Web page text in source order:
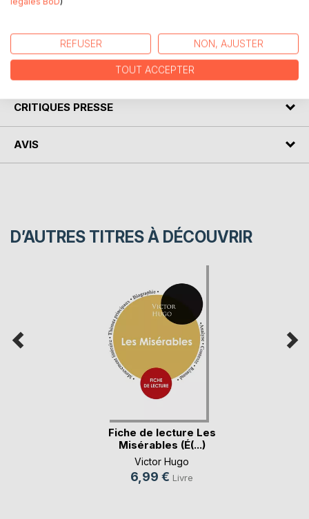
Retrouvez tous nos titres sur : www.fichedelecture.fr.
CRITIQUES PRESSE
AVIS
D’AUTRES TITRES À DÉCOUVRIR
Fiche de lecture Les
Misérables (É(...)
Victor Hugo
6,99 € Livre
REFUSER NON, AJUSTER
TOUT ACCEPTER